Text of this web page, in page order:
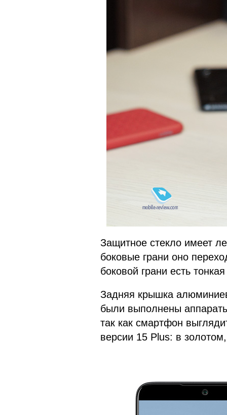
Защитное стекло имеет
боковые грани оно
боковой грани есть
Задняя крышка
были выполнены
так как смартфон
версии 15 Plus: в